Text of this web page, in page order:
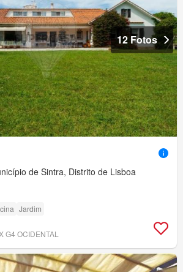
12 Fotos
de Sintra, Distrito de Lisboa
Jardim
G4 OCIDENTAL